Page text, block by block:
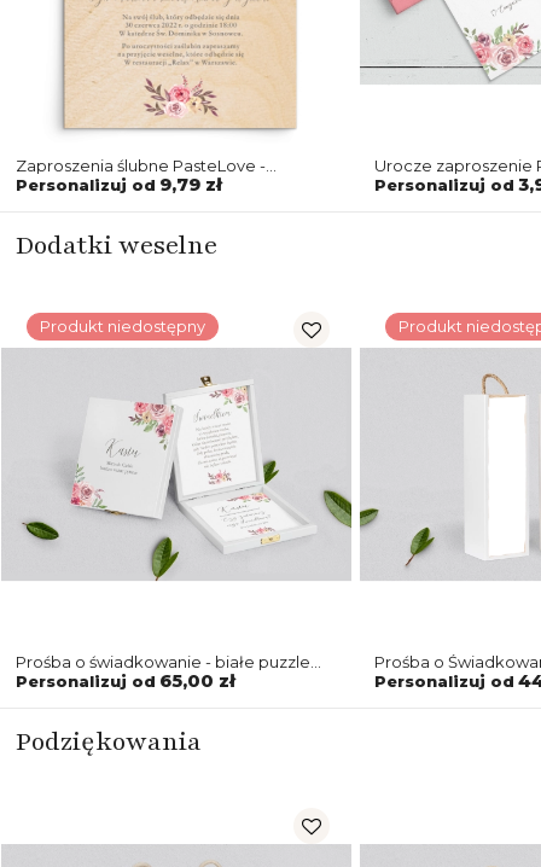
Zaproszenia ślubne PasteLove -
Drewniane Motyw 2
Personalizuj od 9,79 zł
Urocze zaproszenie
drukowane na
z różową kopertą
Personalizuj od
Dodatki weselne
Produkt niedostępny
Prośba o świadkowanie - białe puzzle
PasteLove Motyw 2
Personalizuj od 65,00 zł
Produkt
Prośba o
biała PasteLove
Personalizuj od
Podziękowania